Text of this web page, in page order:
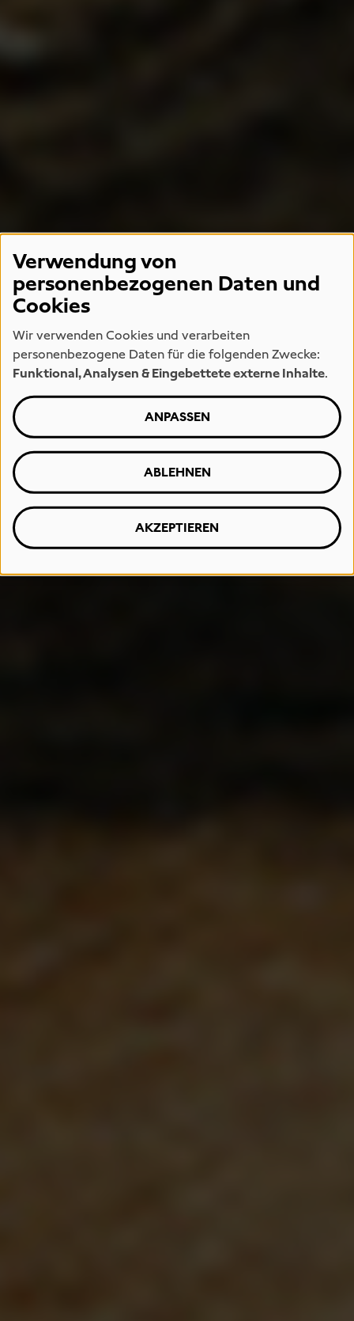
Verwendung von
personenbezogenen Daten und
Cookies
Wir verwenden Cookies und verarbeiten
personenbezogene Daten für die folgenden Zwecke:
Funktional, Analysen & Eingebettete externe Inhalte.
ANPASSEN
ABLEHNEN
AKZEPTIEREN